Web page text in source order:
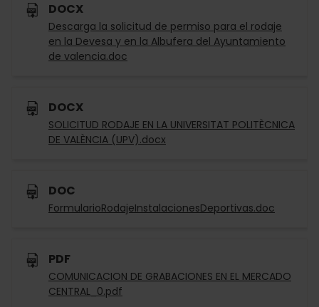
DOCX
Descarga la solicitud de permiso para el rodaje
en la Devesa y en la Albufera del Ayuntamiento
de valencia.doc
DOCX
SOLICITUD RODAJE EN LA UNIVERSITAT POLITÈCNICA
DE VALÈNCIA (UPV).docx
DOC
FormularioRodajeInstalacionesDeportivas.doc
PDF
COMUNICACION DE GRABACIONES EN EL MERCADO
CENTRAL_0.pdf